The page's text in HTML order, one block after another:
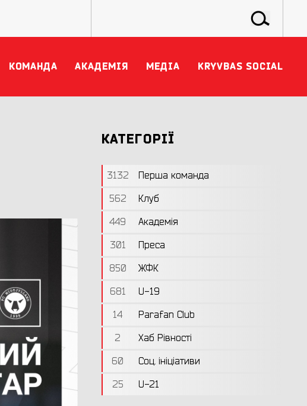
КОМАНДА АКАДЕМІЯ МЕДІА KRYVBAS SOCIAL
КАТЕГОРІЇ
3132
Перша команда
562
Клуб
449
Академія
301
Преса
850
ЖФК
681
U-19
14
Parafan Club
2
Хаб Рівності
60
Соц. ініціативи
25
U-21